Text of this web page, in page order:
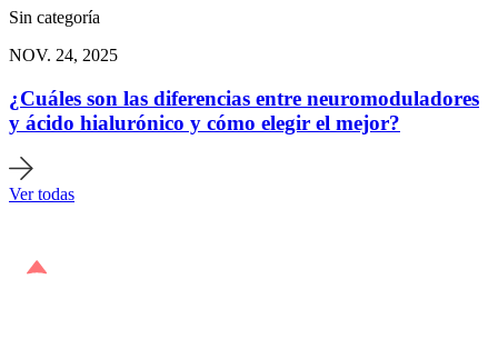
Sin categoría
NOV. 24, 2025
¿Cuáles son las diferencias entre neuromoduladores
y ácido hialurónico y cómo elegir el mejor?
Ver todas